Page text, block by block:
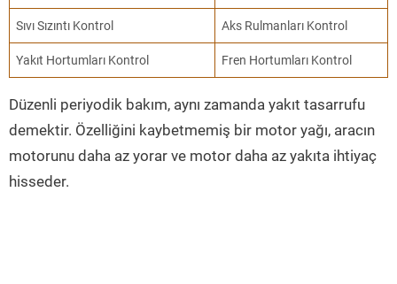
Sıvı Sızıntı Kontrol Aks Rulmanları Kontrol
Yakıt Hortumları Kontrol Fren Hortumları Kontrol
Düzenli periyodik bakım, aynı zamanda yakıt tasarrufu
demektir. Özelliğini kaybetmemiş bir motor yağı, aracın
motorunu daha az yorar ve motor daha az yakıta ihtiyaç
hisseder.